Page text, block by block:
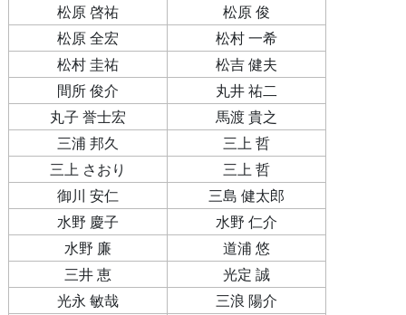
松原 啓祐
松原 俊
松原 全宏
松村 一希
松村 圭祐
松吉 健夫
間所 俊介
丸井 祐二
丸子 誉士宏
馬渡 貴之
三浦 邦久
三上 哲
三上 さおり
三上 哲
御川 安仁
三島 健太郎
水野 慶子
水野 仁介
水野 廉
道浦 悠
三井 恵
光定 誠
光永 敏哉
三浪 陽介